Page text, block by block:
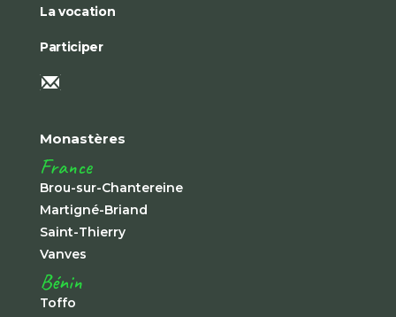
La vocation
Participer
Monastères
France
Brou-sur-Chantereine
Martigné-Briand
Saint-Thierry
Vanves
Bénin
Toffo